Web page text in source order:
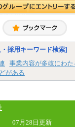
間中も給与に変更は
各社・全職種共通＞
万円以上～
間中の給与に変更はあ
採用キーワード検索]
事業内容が多岐にわた
がある
07月28日更新